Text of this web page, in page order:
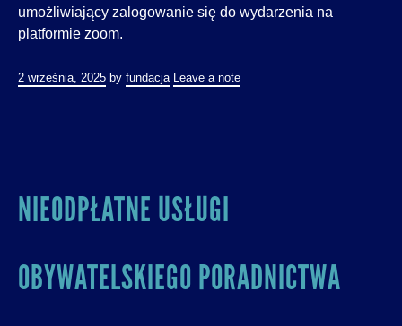
umożliwiający zalogowanie się do wydarzenia na
platformie zoom.
2 września, 2025 by fundacja Leave a note
NIEODPŁATNE USŁUGI
OBYWATELSKIEGO PORADNICTWA